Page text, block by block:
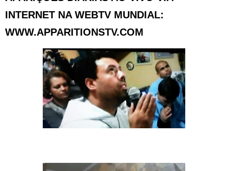
INTERNET NA WEBTV MUNDIAL:
WWW.APPARITIONSTV.COM